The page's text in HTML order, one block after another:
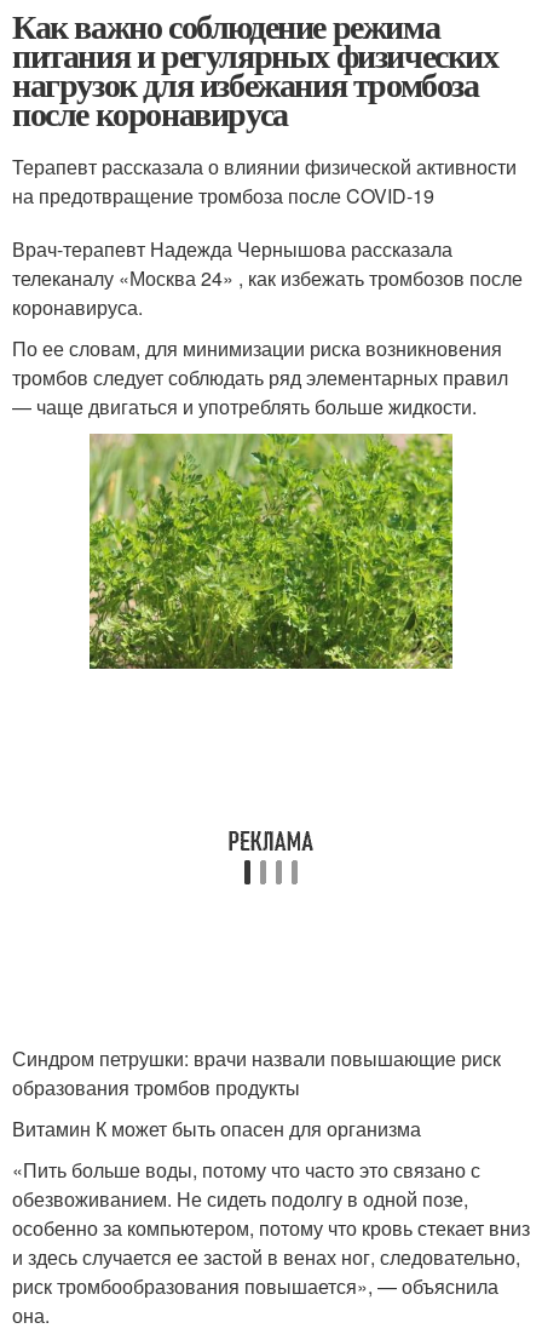
Как важно соблюдение режима
питания и регулярных физических
нагрузок для избежания тромбоза
после коронавируса
Терапевт рассказала о влиянии физической активности
на предотвращение тромбоза после COVID-19
Врач-терапевт Надежда Чернышова рассказала
телеканалу «Москва 24» , как избежать тромбозов после
коронавируса.
По ее словам, для минимизации риска возникновения
тромбов следует соблюдать ряд элементарных правил
— чаще двигаться и употреблять больше жидкости.
Синдром петрушки: врачи назвали повышающие риск
образования тромбов продукты
Витамин К может быть опасен для организма
«Пить больше воды, потому что часто это связано с
обезвоживанием. Не сидеть подолгу в одной позе,
особенно за компьютером, потому что кровь стекает вниз
и здесь случается ее застой в венах ног, следовательно,
риск тромбообразования повышается», — объяснила
она.